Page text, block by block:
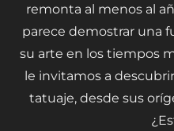
remonta al menos al
parece demostrar una
su arte en los tiempos
le invitamos a
tatuaje, desde sus